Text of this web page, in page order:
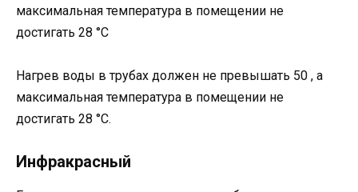
максимальная температура в помещении не
достигать 28 °С
Нагрев воды в трубах должен не превышать 50 , а
максимальная температура в помещении не
достигать 28 °С.
Инфракрасный